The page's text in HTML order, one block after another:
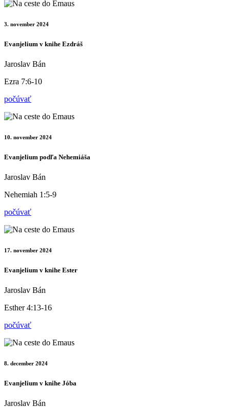
3. november 2024
Evanjelium v knihe Ezdráš
Jaroslav Bán
Ezra 7:6-10
počúvať
10. november 2024
Evanjelium podľa Nehemiáša
Jaroslav Bán
Nehemiah 1:5-9
počúvať
17. november 2024
Evanjelium v knihe Ester
Jaroslav Bán
Esther 4:13-16
počúvať
8. december 2024
Evanjelium v knihe Jóba
Jaroslav Bán